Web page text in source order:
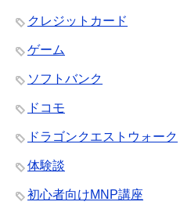
クレジットカード
ゲーム
ソフトバンク
ドコモ
ドラゴンクエストウォーク
体験談
初心者向けMNP講座